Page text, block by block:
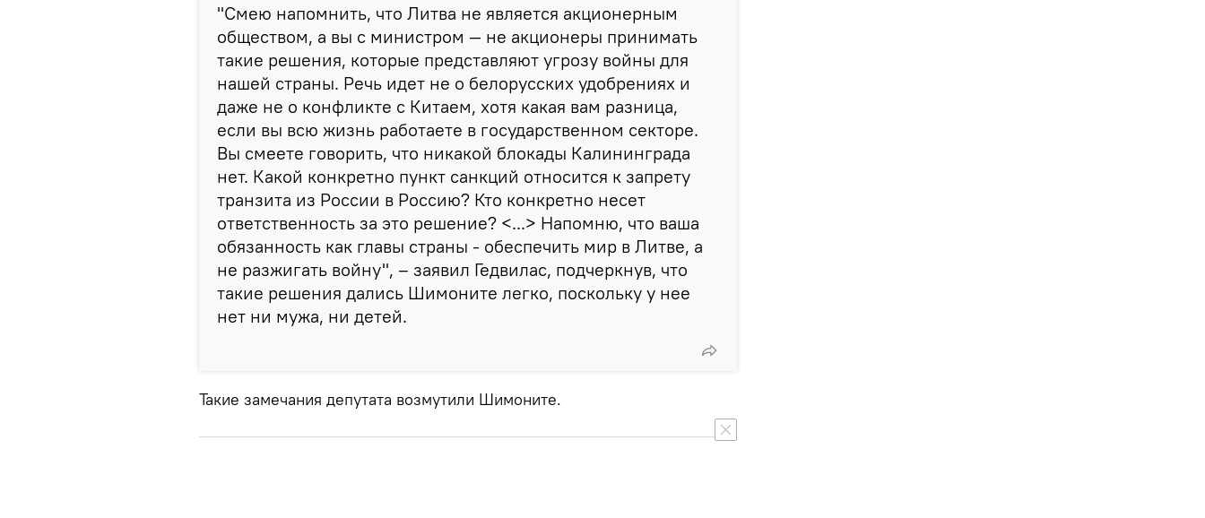
"Смею напомнить, что Литва не является акционерным
обществом, а вы с министром — не акционеры принимать
такие решения, которые представляют угрозу войны для
нашей страны. Речь идет не о белорусских удобрениях и
даже не о конфликте с Китаем, хотя какая вам разница,
если вы всю жизнь работаете в государственном секторе.
Вы смеете говорить, что никакой блокады Калининграда
нет. Какой конкретно пункт санкций относится к запрету
транзита из России в Россию? Кто конкретно несет
ответственность за это решение? <...> Напомню, что ваша
обязанность как главы страны - обеспечить мир в Литве, а
не разжигать войну", – заявил Гедвилас, подчеркнув, что
такие решения дались Шимоните легко, поскольку у нее
нет ни мужа, ни детей.
Такие замечания депутата возмутили Шимоните.